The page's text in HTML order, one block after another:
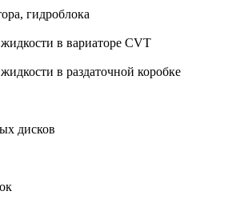
гидроблока
в вариаторе CVT
в раздаточной коробке
дисков